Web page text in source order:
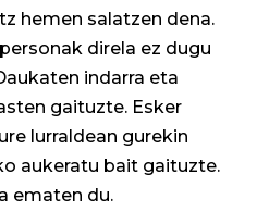
hemen salatzen dena.
direla ez dugu
indarra eta
gaituzte. Esker
lurraldean gurekin
aukeratu bait gaituzte.
ematen du.